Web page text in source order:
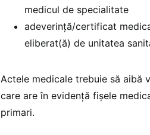
medicul de specialitate
adeverinţă/certificat
eliberat(ă) de unitatea
Actele medicale trebuie să aibă
care are în evidenţă fişele
primari.